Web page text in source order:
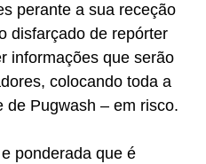
perante a sua receção
disfarçado de repórter
informações que serão
colocando toda a
de Pugwash – em risco.
ponderada que é